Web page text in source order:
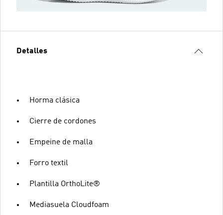
Detalles
Horma clásica
Cierre de cordones
Empeine de malla
Forro textil
Plantilla OrthoLite®
Mediasuela Cloudfoam